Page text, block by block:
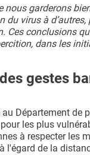
garderons
virus à
conclusions
dans les
gestes
Département
les plus
à respecter les
de la